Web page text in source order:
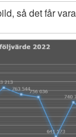
så det får